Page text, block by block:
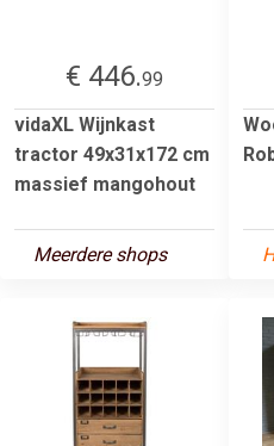
€ 446.99
vidaXL Wijnkast
tractor 49x31x172 cm
massief mangohout
Meerdere shops